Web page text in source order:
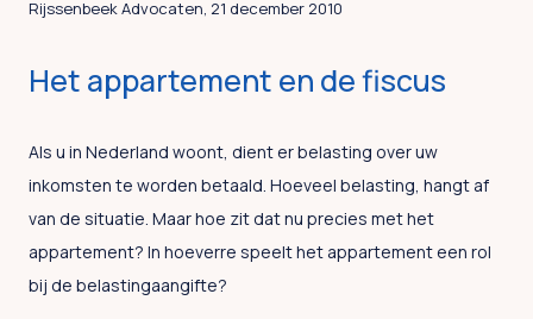
Rijssenbeek Advocaten, 21 december 2010
Het appartement en de fiscus
Als u in Nederland woont, dient er belasting over uw
inkomsten te worden betaald. Hoeveel belasting, hangt af
van de situatie. Maar hoe zit dat nu precies met het
appartement? In hoeverre speelt het appartement een rol
bij de belastingaangifte?